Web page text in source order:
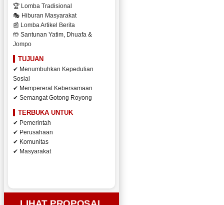
🏆 Lomba Tradisional
🎭 Hiburan Masyarakat
📰 Lomba Artikel Berita
🤲 Santunan Yatim, Dhuafa &
Jompo
TUJUAN
✔ Menumbuhkan Kepedulian
Sosial
✔ Mempererat Kebersamaan
✔ Semangat Gotong Royong
TERBUKA UNTUK
✔ Pemerintah
✔ Perusahaan
✔ Komunitas
✔ Masyarakat